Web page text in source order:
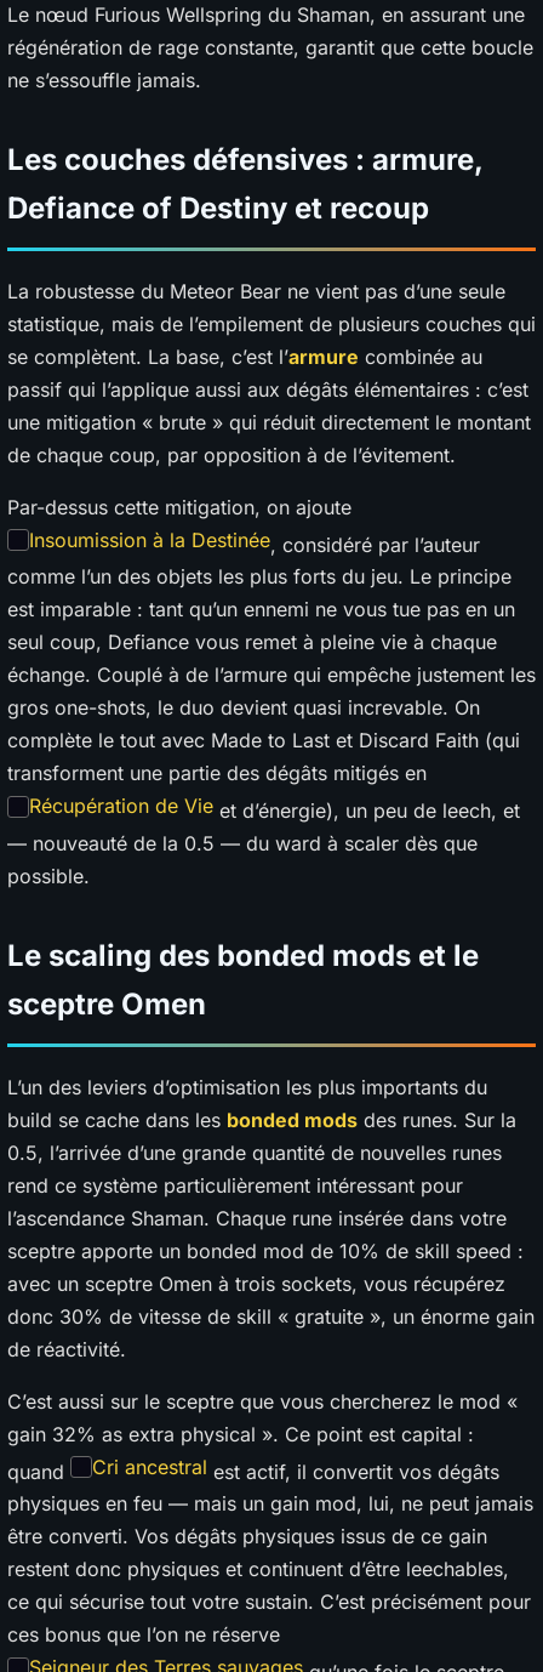
Le nœud Furious Wellspring du Shaman, en assurant une
régénération de rage constante, garantit que cette boucle
ne s’essouffle jamais.
Les couches défensives : armure,
Defiance of Destiny et recoup
La robustesse du Meteor Bear ne vient pas d’une seule
statistique, mais de l’empilement de plusieurs couches qui
se complètent. La base, c’est l’armure combinée au
passif qui l’applique aussi aux dégâts élémentaires : c’est
une mitigation « brute » qui réduit directement le montant
de chaque coup, par opposition à de l’évitement.
Par-dessus cette mitigation, on ajoute
Insoumission à la Destinée, considéré par l’auteur
comme l’un des objets les plus forts du jeu. Le principe
est imparable : tant qu’un ennemi ne vous tue pas en un
seul coup, Defiance vous remet à pleine vie à chaque
échange. Couplé à de l’armure qui empêche justement les
gros one-shots, le duo devient quasi increvable. On
complète le tout avec Made to Last et Discard Faith (qui
transforment une partie des dégâts mitigés en
Récupération de Vie et d’énergie), un peu de leech, et
— nouveauté de la 0.5 — du ward à scaler dès que
possible.
Le scaling des bonded mods et le
sceptre Omen
L’un des leviers d’optimisation les plus importants du
build se cache dans les bonded mods des runes. Sur la
0.5, l’arrivée d’une grande quantité de nouvelles runes
rend ce système particulièrement intéressant pour
l’ascendance Shaman. Chaque rune insérée dans votre
sceptre apporte un bonded mod de 10% de skill speed :
avec un sceptre Omen à trois sockets, vous récupérez
donc 30% de vitesse de skill « gratuite », un énorme gain
de réactivité.
C’est aussi sur le sceptre que vous chercherez le mod «
gain 32% as extra physical ». Ce point est capital :
quand
Cri ancestral est actif, il convertit vos dégâts
physiques en feu — mais un gain mod, lui, ne peut jamais
être converti. Vos dégâts physiques issus de ce gain
restent donc physiques et continuent d’être leechables,
ce qui sécurise tout votre sustain. C’est précisément pour
ces bonus que l’on ne réserve